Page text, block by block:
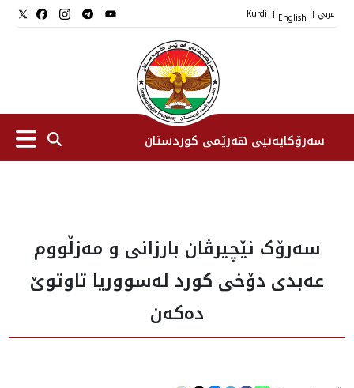
عربي |
English
|
Kurdi
سەرۆکایەتیی هەرێمی کوردستان
جێگرانی سه‌رۆک
ستافی سەرۆکایەتی
سەرۆک نێچیرڤان بارزانی و مەزڵووم
عەبدی دۆخی کورد له‌سووریا تاوتوێ
ده‌که‌ن